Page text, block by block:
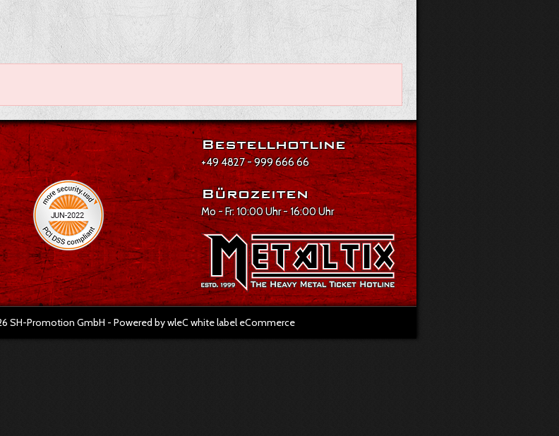
Bestellhotline
+49 4827 - 999 666 66
Bürozeiten
Mo - Fr: 10:00 Uhr - 16:00 Uhr
SH-Promotion GmbH - Powered by wleC white label eCommerce